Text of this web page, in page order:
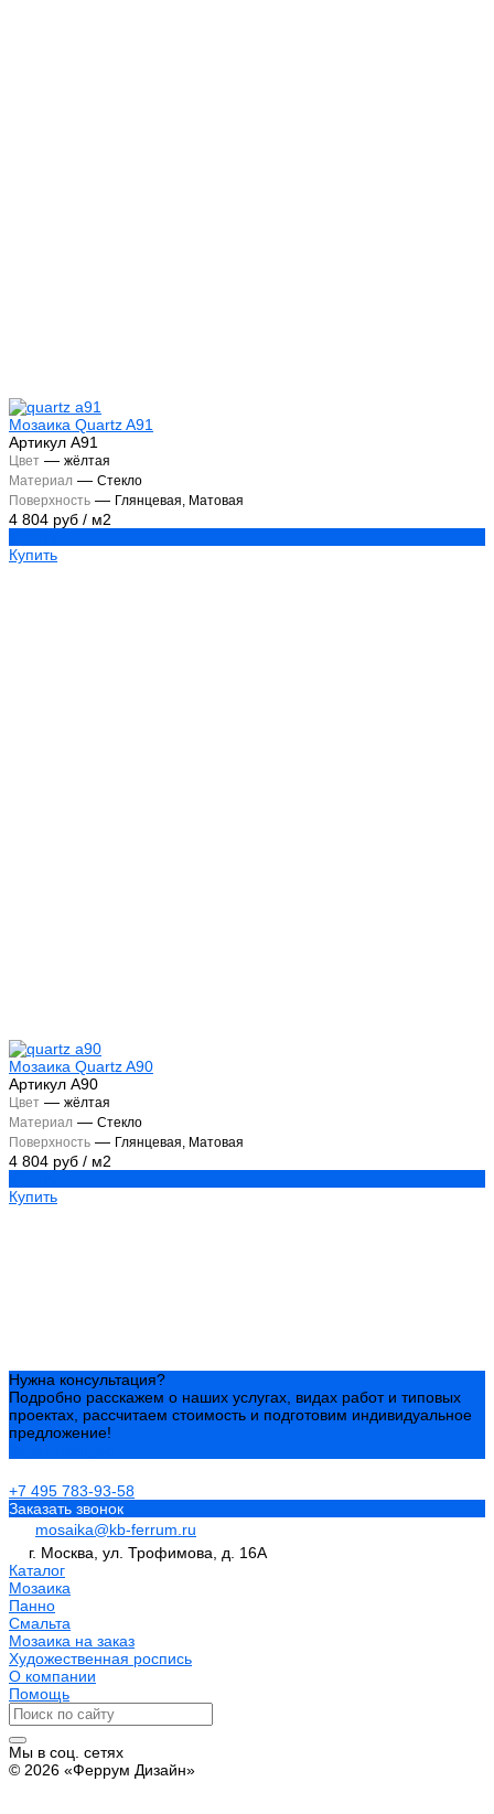
Мозаика Quartz A91
Артикул А91
Цвет — жёлтая
Материал — Стекло
Поверхность — Глянцевая, Матовая
4 804 руб / м2
Купить
Мозаика Quartz A90
Артикул А90
Цвет — жёлтая
Материал — Стекло
Поверхность — Глянцевая, Матовая
4 804 руб / м2
Купить
Нужна консультация?
Подробно расскажем о наших услугах, видах работ и типовых
проектах, рассчитаем стоимость и подготовим индивидуальное
предложение!
+7 495 783-93-58
Заказать звонок
mosaika@kb-ferrum.ru
г. Москва, ул. Трофимова, д. 16А
Каталог
Мозаика
Панно
Смальта
Мозаика на заказ
Художественная роспись
О компании
Помощь
Мы в соц. сетях
© 2026 «Феррум Дизайн»